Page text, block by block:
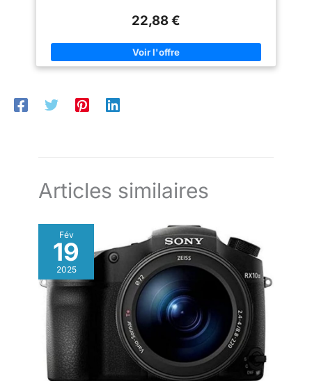
(français non garanti). Première
étape L'objectif ne contient pas
photo puis que vous la fixez directement au trépied. Lorsque
remettez pas sur le trépied. Si vous changez d'appareil photo,
vous penserez qu'il manque la plaque du trépied.
22,88 €
Articles similaires
Fév
19
2025